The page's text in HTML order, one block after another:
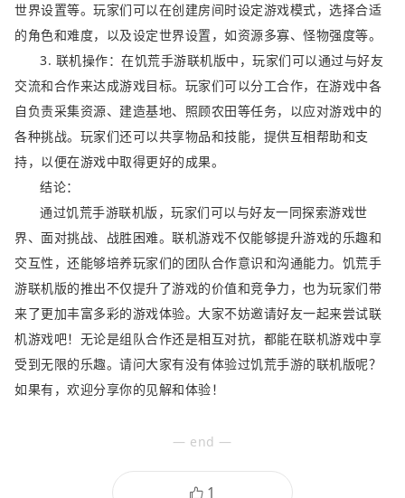
世界设置等。玩家们可以在创建房间时设定游戏模式，选择合适
的角色和难度，以及设定世界设置，如资源多寡、怪物强度等。
3. 联机操作：在饥荒手游联机版中，玩家们可以通过与好友
交流和合作来达成游戏目标。玩家们可以分工合作，在游戏中各
自负责采集资源、建造基地、照顾农田等任务，以应对游戏中的
各种挑战。玩家们还可以共享物品和技能，提供互相帮助和支
持，以便在游戏中取得更好的成果。
结论：
通过饥荒手游联机版，玩家们可以与好友一同探索游戏世
界、面对挑战、战胜困难。联机游戏不仅能够提升游戏的乐趣和
交互性，还能够培养玩家们的团队合作意识和沟通能力。饥荒手
游联机版的推出不仅提升了游戏的价值和竞争力，也为玩家们带
来了更加丰富多彩的游戏体验。大家不妨邀请好友一起来尝试联
机游戏吧！无论是组队合作还是相互对抗，都能在联机游戏中享
受到无限的乐趣。请问大家有没有体验过饥荒手游的联机版呢？
如果有，欢迎分享你的见解和体验！
— end —